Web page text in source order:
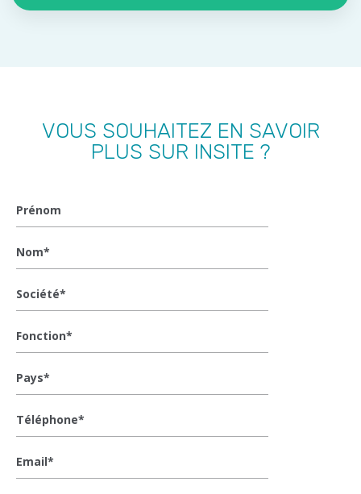
VOUS SOUHAITEZ EN SAVOIR
PLUS SUR INSITE ?